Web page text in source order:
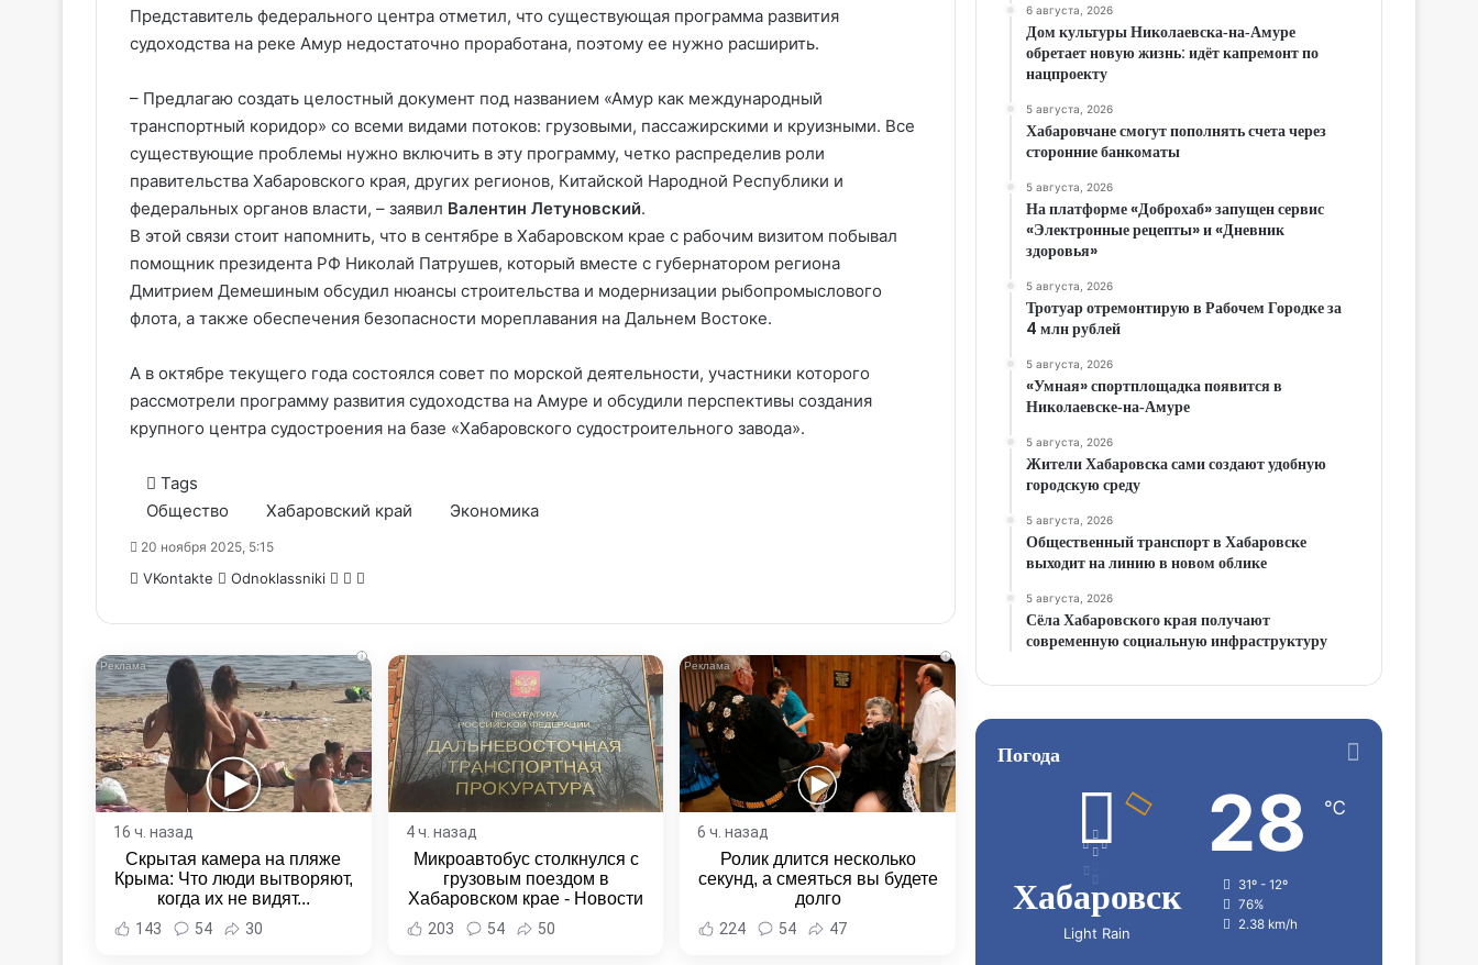
Представитель федерального центра отметил, что существующая программа развития
судоходства на реке Амур недостаточно проработана, поэтому ее нужно расширить.
– Предлагаю создать целостный документ под названием «Амур как международный
транспортный коридор» со всеми видами потоков: грузовыми, пассажирскими и круизными. Все
существующие проблемы нужно включить в эту программу, четко распределив роли
правительства Хабаровского края, других регионов, Китайской Народной Республики и
федеральных органов власти, – заявил Валентин Летуновский.
В этой связи стоит напомнить, что в сентябре в Хабаровском крае с рабочим визитом побывал
помощник президента РФ Николай Патрушев, который вместе с губернатором региона
Дмитрием Демешиным обсудил нюансы строительства и модернизации рыбопромыслового
флота, а также обеспечения безопасности мореплавания на Дальнем Востоке.
А в октябре текущего года состоялся совет по морской деятельности, участники которого
рассмотрели программу развития судоходства на Амуре и обсудили перспективы создания
крупного центра судостроения на базе «Хабаровского судостроительного завода».
Tags
Общество
Хабаровский край Экономика
20 ноября 2025, 5:15
VKontakte Odnoklassniki WhatsApp
Telegram
Email
i
16 ч. назад
Скрытая камера на пляже
Крыма: Что люди вытворяют,
когда их не видят...
143 54 30
4 ч. назад
Микроавтобус столкнулся с
грузовым поездом в
Хабаровском крае - Новости
Хабаровска и Хабаровского
края
203 54 50
i
6 ч. назад
Ролик длится несколько
секунд, а смеяться вы будете
долго
224 54 47
6 августа, 2026
Дом культуры Николаевска‑на‑Амуре
обретает новую жизнь: идёт капремонт по
нацпроекту
5 августа, 2026
Хабаровчане смогут пополнять счета через
сторонние банкоматы
5 августа, 2026
На платформе «Доброхаб» запущен сервис
«Электронные рецепты» и «Дневник
здоровья»
5 августа, 2026
Тротуар отремонтирую в Рабочем Городке за
4 млн рублей
5 августа, 2026
«Умная» спортплощадка появится в
Николаевске‑на‑Амуре
5 августа, 2026
Жители Хабаровска сами создают удобную
городскую среду
5 августа, 2026
Общественный транспорт в Хабаровске
выходит на линию в новом облике
5 августа, 2026
Сёла Хабаровского края получают
современную социальную инфраструктуру
Погода
Хабаровск
Light Rain
28 ℃
31º - 12º
76%
2.38 km/h